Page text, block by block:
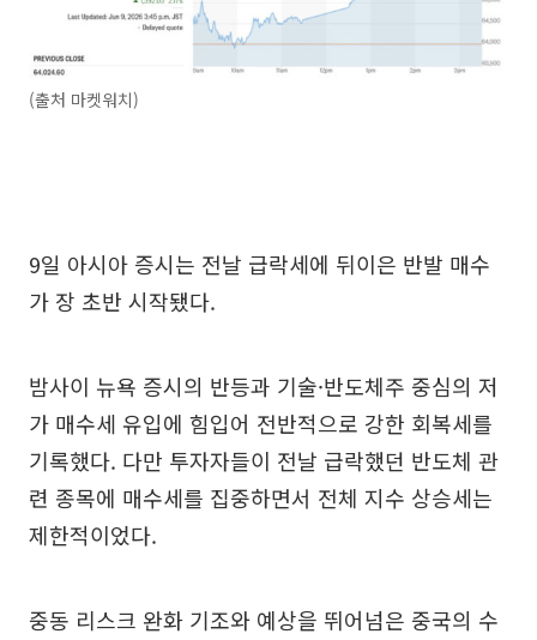
(출처 마켓워치)
9일 아시아 증시는 전날 급락세에 뒤이은 반발 매수
가 장 초반 시작됐다.
밤사이 뉴욕 증시의 반등과 기술·반도체주 중심의 저
가 매수세 유입에 힘입어 전반적으로 강한 회복세를
기록했다. 다만 투자자들이 전날 급락했던 반도체 관
련 종목에 매수세를 집중하면서 전체 지수 상승세는
제한적이었다.
중동 리스크 완화 기조와 예상을 뛰어넘은 중국의 수